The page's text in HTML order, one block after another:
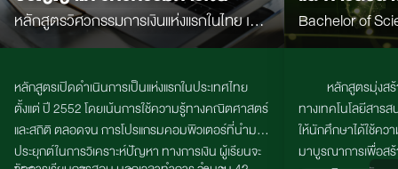
หลักสูตรวิศวกรรมการเงินแห่งแรกในไทย เน้น
คณิตศาสตร์ สถิติ Programming และ AI
และตลาดทุนยุคใหม่
หลักสูตรเปิดดำเนินการเป็นแห่งแรกในประเทศไทย
ตั้งแต่ ปี2552โดยเน้นการใช้ความรู้ทางคณิตศาสตร์
และสถิติ ตลอดจน การโปรแกรมคอมพิวเตอร์ที่นำมา
ประยุกต์ในการวิเคราะห์ปัญหา ทางการเงิน ผู้เรียนจะ
Bachelor of
Information
หลักสูตรมุ่ง
ทางเทคโนโลยีสาร
ให้นักศึกษาได้ใช้ค
มาบูรณาการเพื่อสร้